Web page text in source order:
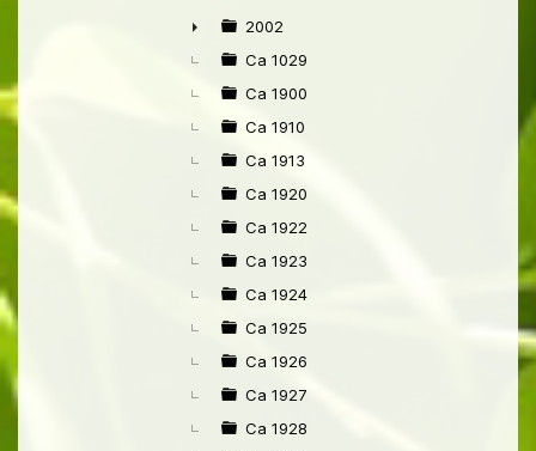
►
►
2002
Ca 1029
Ca 1900
Ca 1910
Ca 1913
Ca 1920
Ca 1922
Ca 1923
Ca 1924
Ca 1925
Ca 1926
Ca 1927
Ca 1928